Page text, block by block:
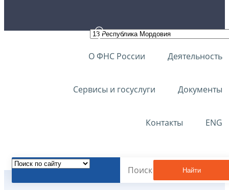
О ФНС России Деятельность
Сервисы и госуслуги Документы
Контакты ENG
Найти